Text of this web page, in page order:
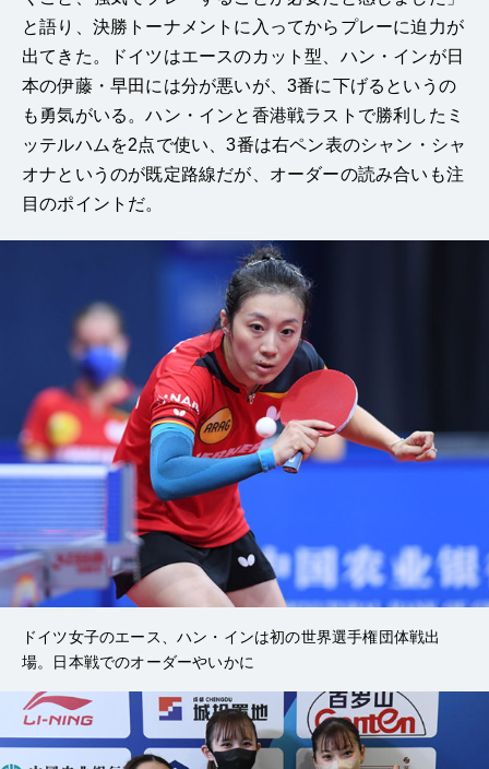
と語り、決勝トーナメントに入ってからプレーに迫力が
出てきた。ドイツはエースのカット型、ハン・インが日
本の伊藤・早田には分が悪いが、3番に下げるというの
も勇気がいる。ハン・インと香港戦ラストで勝利したミ
ッテルハムを2点で使い、3番は右ペン表のシャン・シャ
オナというのが既定路線だが、オーダーの読み合いも注
目のポイントだ。
ドイツ女子のエース、ハン・インは初の世界選手権団体戦出
場。日本戦でのオーダーやいかに